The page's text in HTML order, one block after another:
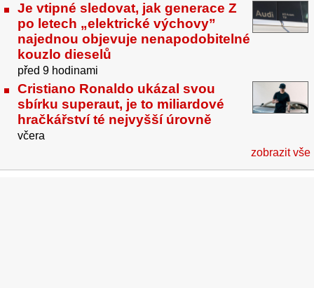
Je vtipné sledovat, jak generace Z
po letech „elektrické výchovy”
najednou objevuje nenapodobitelné
kouzlo dieselů
před 9 hodinami
Cristiano Ronaldo ukázal svou
sbírku superaut, je to miliardové
hračkářství té nejvyšší úrovně
včera
zobrazit vše